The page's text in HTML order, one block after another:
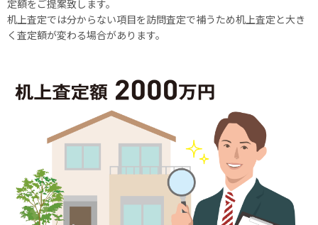
定額をご提案致します。
机上査定では分からない項目を訪問査定で補うため机上査定と大き
く査定額が変わる場合があります。